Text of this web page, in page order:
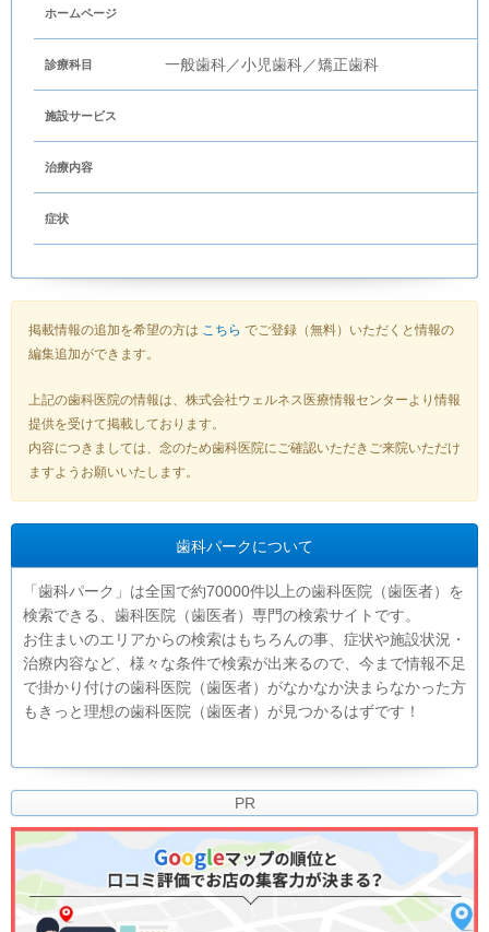
ホームページ
診療科目 一般歯科／小児歯科／矯正歯科
施設サービス
治療内容
症状
掲載情報の追加を希望の方は こちら でご登録（無料）いただくと情報の
編集追加ができます。
上記の歯科医院の情報は、株式会社ウェルネス医療情報センターより情報
提供を受けて掲載しております。
内容につきましては、念のため歯科医院にご確認いただきご来院いただけ
ますようお願いいたします。
歯科パークについて
「歯科パーク」は全国で約70000件以上の歯科医院（歯医者）を
検索できる、歯科医院（歯医者）専門の検索サイトです。
お住まいのエリアからの検索はもちろんの事、症状や施設状況・
治療内容など、様々な条件で検索が出来るので、今まで情報不足
で掛かり付けの歯科医院（歯医者）がなかなか決まらなかった方
もきっと理想の歯科医院（歯医者）が見つかるはずです！
PR